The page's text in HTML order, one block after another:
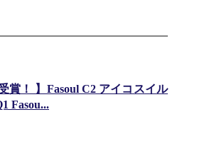
賞！ 】Fasoul C2 アイコスイル
Fasou...